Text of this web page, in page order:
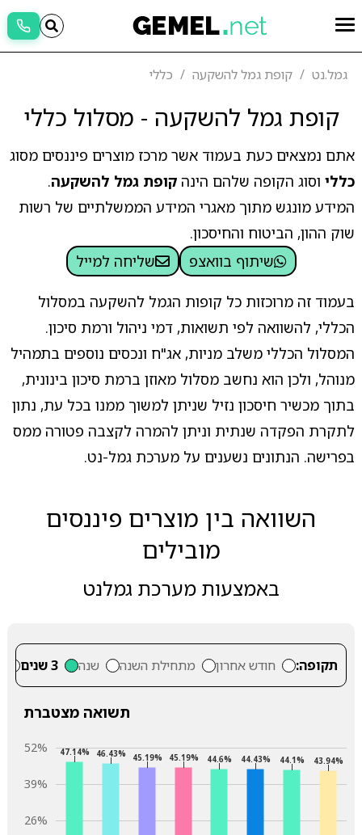
גמל.נט קופת גמל להשקעה כללי
קופת גמל להשקעה - מסלול כללי
אתם נמצאים כעת בעמוד אשר מרכז מוצרים פיננסים מסוג
כלליוסוג הקופה שלהם הינה קופת גמל להשקעה.
המידע מונגש מתוך מאגרי המידע הממשלתיים של רשות
שוק ההון, הביטוח והחיסכון.
שיתוף בוואצפ
שליחה למייל
בעמוד זה מרוכזות כל קופות הגמל להשקעה במסלול
הכללי, להשוואה לפי תשואות, דמי ניהול ורמת סיכון.
המסלול הכללי משלב מניות, אג"ח ונכסים נוספים בתמהיל
מנוהל, ולכן הוא נחשב מסלול מאוזן ברמת סיכון בינונית,
בתוך מכשיר חיסכון נזיל שניתן למשוך ממנו בכל עת, נתון
לתקרת הפקדה שנתית וניתן להמרה לקצבה פטורה ממס
בפרישה. הנתונים נשענים על מערכת גמל-נט.
השוואה בין מוצרים פיננסים
מובילים
באמצעות מערכת גמלנט
תקופה: חודש אחרון מתחילת השנה שנה 3 שנים
תשואה מצטברת
26%
39%
52% 47.14% 46.43% 45.19% 45.19% 44.6% 44.43% 44.1% 43.94%